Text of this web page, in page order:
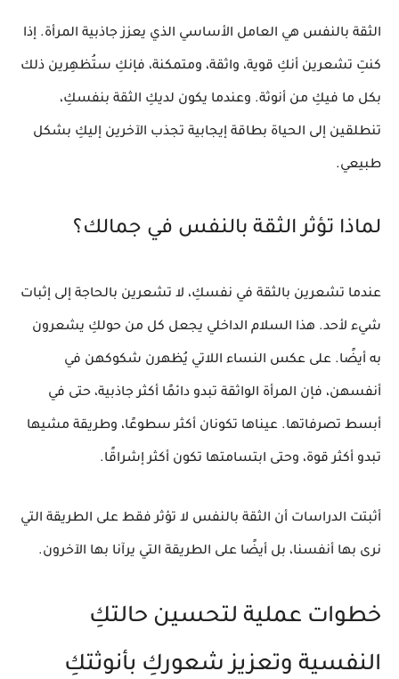
الثقة بالنفس هي العامل الأساسي الذي يعزز جاذبية المرأة. إذا
كنتِ تشعرين أنكِ قوية، واثقة، ومتمكنة، فإنكِ ستُظهِرين ذلك
بكل ما فيكِ من أنوثة. وعندما يكون لديكِ الثقة بنفسكِ،
تنطلقين إلى الحياة بطاقة إيجابية تجذب الآخرين إليكِ بشكل
طبيعي.
لماذا تؤثر الثقة بالنفس في جمالك؟
عندما تشعرين بالثقة في نفسكِ، لا تشعرين بالحاجة إلى إثبات
شيء لأحد. هذا السلام الداخلي يجعل كل من حولكِ يشعرون
به أيضًا. على عكس النساء اللاتي يُظهرن شكوكهن في
أنفسهن، فإن المرأة الواثقة تبدو دائمًا أكثرجاذبية، حتى في
أبسط تصرفاتها. عيناها تكونان أكثر سطوعًا، وطريقة مشيها
تبدو أكثر قوة، وحتى ابتسامتها تكون أكثر إشراقًا.
أثبتت الدراسات أن الثقة بالنفس لا تؤثر فقط على الطريقة التي
نرى بها أنفسنا، بل أيضًا على الطريقة التي يرآنا بها الآخرون.
خطوات عملية لتحسين حالتكِ
النفسية وتعزيز شعوركِ بأنوثتكِ